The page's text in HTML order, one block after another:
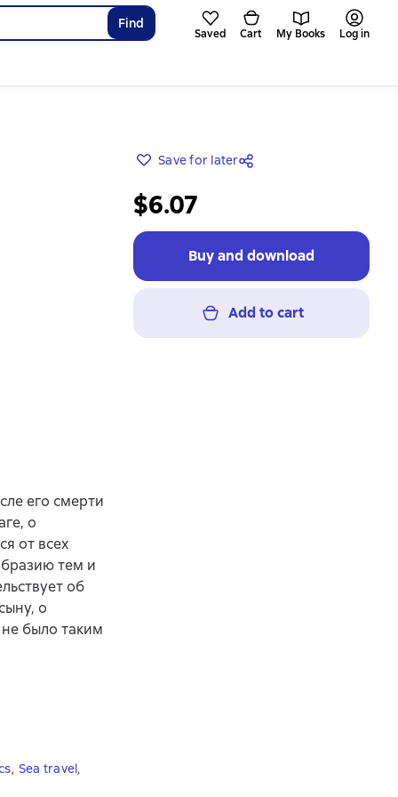
Find
Saved Cart My Books Log in
Save for later
$6.07
Buy and download
Add to cart
его смерти
о
от всех
тем и
об
о
было таким
, Sea travel,